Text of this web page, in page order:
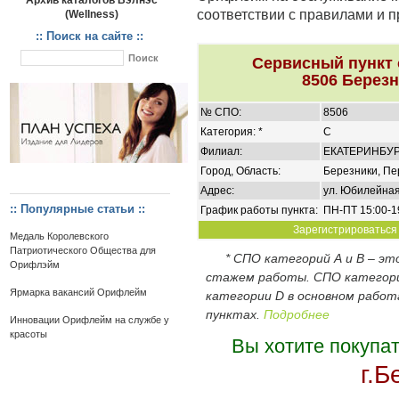
(Wellness)
:: Поиск на сайте ::
:: Популярные статьи ::
Медаль Королевского
Патриотического Общества для
Орифлэйм
Ярмарка вакансий Орифлейм
Инновации Орифлейм на службе у
красоты
соответствии с правилами и
Сервисный
8506
№ СПО:
8506
Категория: *
C
Филиал:
Город, Область:
Березники,
Адрес:
ул.
График работы пункта: ПН-ПТ 15:00-
* СПО категорий А и В –
стажем работы. СПО
категории D в основном
пунктах. Подробнее
Вы хотите